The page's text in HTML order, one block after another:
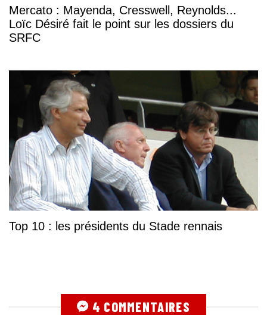
Mercato : Mayenda, Cresswell, Reynolds...
Loïc Désiré fait le point sur les dossiers du
SRFC
Top 10 : les présidents du Stade rennais
4 COMMENTAIRES